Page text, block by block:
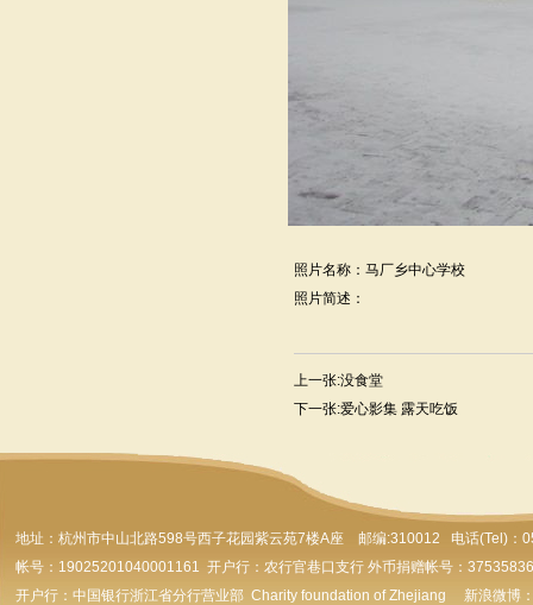
照片名称：马厂乡中心学校
照片简述：
上一张:没食堂
下一张:爱心影集 露天吃饭
地址：杭州市中山北路598号西子花园紫云苑7楼A座 邮编:310012 电话(Tel)
帐号：19025201040001161 开户行：农行官巷口支行 外币捐赠帐号：
开户行：中国银行浙江省分行营业部 Charity foundation of Zhejiang 新浪微博